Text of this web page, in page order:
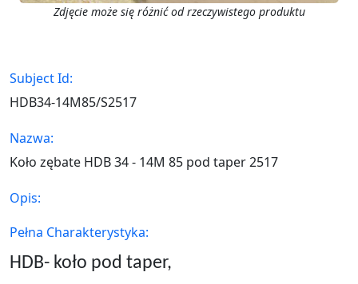
Zdjęcie może się różnić od rzeczywistego produktu
Subject Id:
HDB34-14M85/S2517
Nazwa:
Koło zębate HDB 34 - 14M 85 pod taper 2517
Opis:
Pełna Charakterystyka:
HDB- koło pod taper,